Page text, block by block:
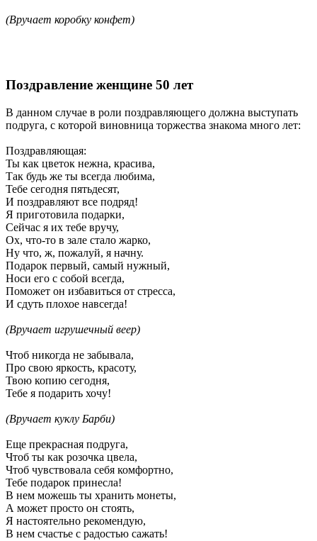
(Вручает коробку конфет)
Поздравление женщине 50 лет
В данном случае в роли поздравляющего должна выступать
подруга, с которой виновница торжества знакома много лет:
Поздравляющая:
Ты как цветок нежна, красива,
Так будь же ты всегда любима,
Тебе сегодня пятьдесят,
И поздравляют все подряд!
Я приготовила подарки,
Сейчас я их тебе вручу,
Ох, что-то в зале стало жарко,
Ну что, ж, пожалуй, я начну.
Подарок первый, самый нужный,
Носи его с собой всегда,
Поможет он избавиться от стресса,
И сдуть плохое навсегда!
(Вручает игрушечный веер)
Чтоб никогда не забывала,
Про свою яркость, красоту,
Твою копию сегодня,
Тебе я подарить хочу!
(Вручает куклу Барби)
Еще прекрасная подруга,
Чтоб ты как розочка цвела,
Чтоб чувствовала себя комфортно,
Тебе подарок принесла!
В нем можешь ты хранить монеты,
А может просто он стоять,
Я настоятельно рекомендую,
В нем счастье с радостью сажать!